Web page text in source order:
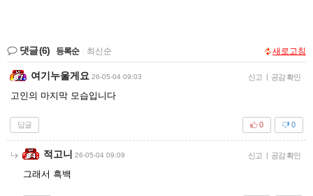
댓글(6) 등록순 최신순 새로고침
여기누울게요 26-05-04 09:03 신고 | 공감 확인
고인의 마지막 모습입니다
답글 0
0
적고니 26-05-04 09:09 신고 | 공감 확인
그래서 흑백